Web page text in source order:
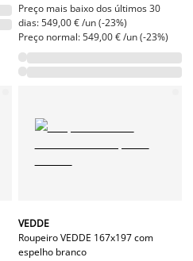
Preço mais baixo dos últimos 30
dias: 549,00 € /un (-23%)
Preço normal: 549,00 € /un (-23%)
VEDDE
Roupeiro VEDDE 167x197 com
espelho branco